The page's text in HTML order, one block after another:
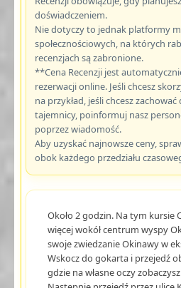
doświadczeniem.
Nie dotyczy to jednak platformy
społecznościowych, na których
recenzjach są zabronione.
**Cena Recenzji jest
rezerwacji online. Jeśli chcesz
na przykład, jeśli chcesz
tajemnicy, poinformuj nasz
poprzez wiadomość.
Aby uzyskać najnowsze ceny,
obok każdego przedziału
Około 2 godzin. Na tym kursie
więcej wokół centrum wyspy
swoje zwiedzanie Okinawy w
Wskocz do gokarta i przejedź
gdzie na własne oczy